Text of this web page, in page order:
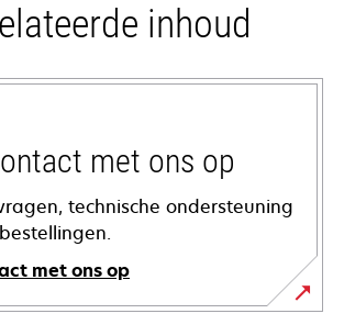
inhoud
met ons op
technische ondersteuning
met ons op